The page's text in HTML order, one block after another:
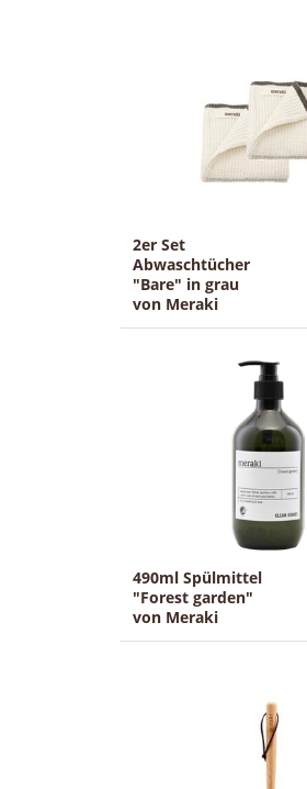
2er Set
Abwaschtücher
"Bare" in grau
von Meraki
490ml Spülmittel
"Forest garden"
von Meraki